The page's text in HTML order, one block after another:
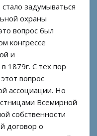
задумываться
охраны
вопрос был
конгрессе
и
1879г. С тех пор
вопрос
ассоциации. Но
Всемирной
собственности
договор о